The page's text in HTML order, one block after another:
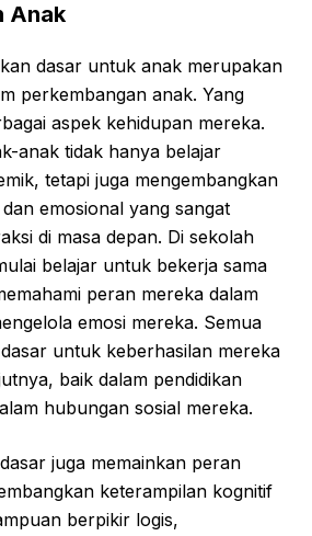
Anak
dasar untuk anak merupakan
perkembangan anak. Yang
aspek kehidupan mereka.
anak tidak hanya belajar
tetapi juga mengembangkan
emosional yang sangat
di masa depan. Di sekolah
belajar untuk bekerja sama
peran mereka dalam
emosi mereka. Semua
untuk keberhasilan mereka
baik dalam pendidikan
hubungan sosial mereka.
juga memainkan peran
keterampilan kognitif
berpikir logis,